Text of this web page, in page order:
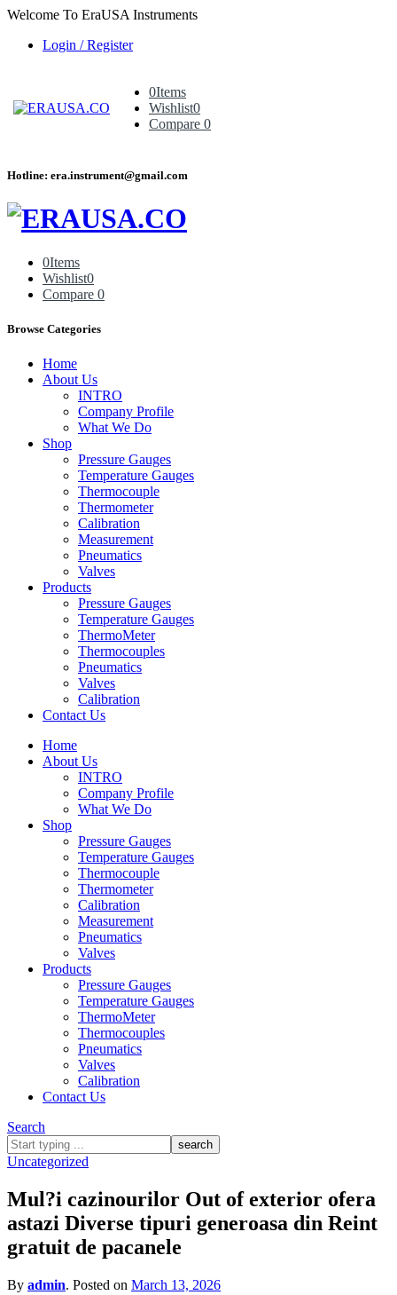
Welcome To EraUSA Instruments
Login / Register
0Items
Wishlist0
Compare 0
Hotline: era.instrument@gmail.com
0Items
Wishlist0
Compare 0
Browse Categories
Home
About Us
INTRO
Company Profile
What We Do
Shop
Pressure Gauges
Temperature Gauges
Thermocouple
Thermometer
Calibration
Measurement
Pneumatics
Valves
Products
Pressure Gauges
Temperature Gauges
ThermoMeter
Thermocouples
Pneumatics
Valves
Calibration
Contact Us
Home
About Us
INTRO
Company Profile
What We Do
Shop
Pressure Gauges
Temperature Gauges
Thermocouple
Thermometer
Calibration
Measurement
Pneumatics
Valves
Products
Pressure Gauges
Temperature Gauges
ThermoMeter
Thermocouples
Pneumatics
Valves
Calibration
Contact Us
Search
What
are
looking
for?
Uncategorized
Mul?i cazinourilor Out of exterior ofera
astazi Diverse tipuri generoasa din Reint
gratuit de pacanele
By admin. Posted on March 13, 2026